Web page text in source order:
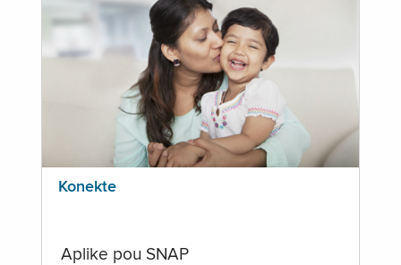
Konekte
Aplike pou SNAP